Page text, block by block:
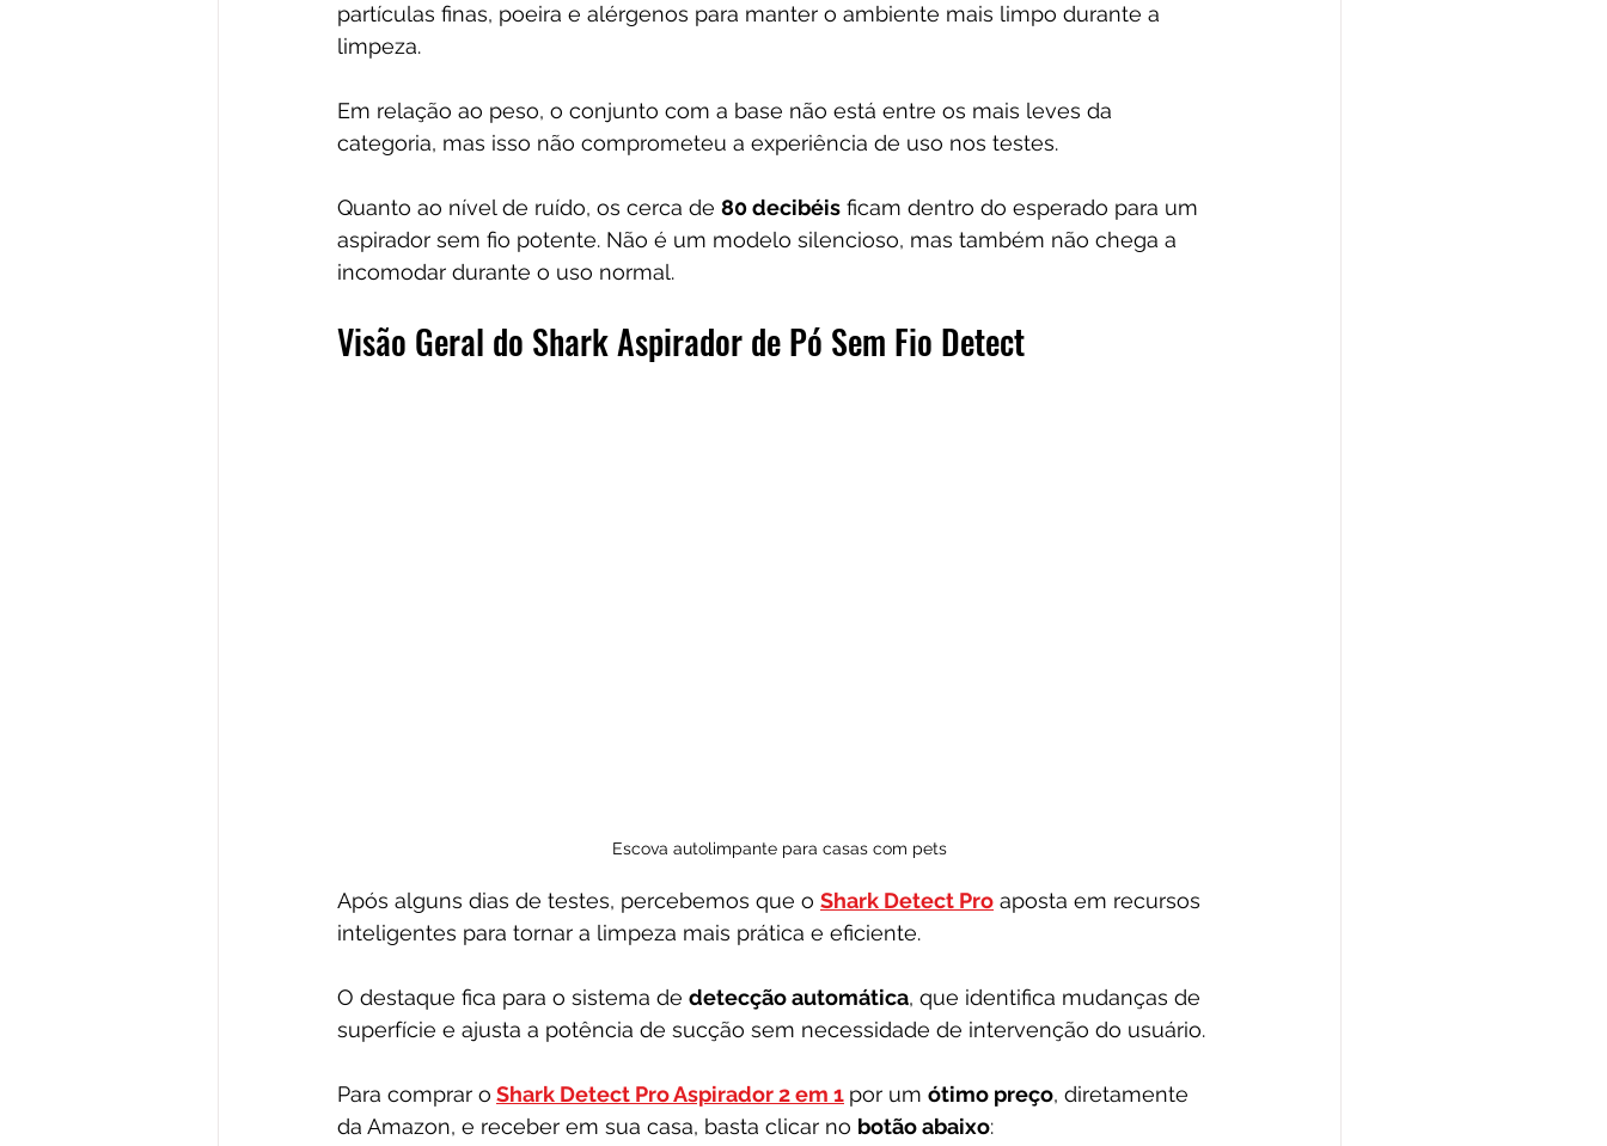
partículas finas, poeira e alérgenos para manter o ambiente mais limpo durante a
limpeza.
Em relação ao peso, o conjunto com a base não está entre os mais leves da
categoria, mas isso não comprometeu a experiência de uso nos testes.
Quanto ao nível de ruído, os cerca de 80 decibéis ficam dentro do esperado para um
aspirador sem fio potente. Não é um modelo silencioso, mas também não chega a
incomodar durante o uso normal.
Visão Geral do Shark Aspirador de Pó Sem Fio Detect
Escova autolimpante para casas com pets
Após alguns dias de testes, percebemos que o Shark Detect Pro aposta em recursos
inteligentes para tornar a limpeza mais prática e eficiente.
O destaque fica para o sistema de detecção automática, que identifica mudanças de
superfície e ajusta a potência de sucção sem necessidade de intervenção do usuário.
Para comprar o Shark Detect Pro Aspirador 2 em 1 por um ótimo preço, diretamente
da Amazon, e receber em sua casa, basta clicar no botão abaixo: